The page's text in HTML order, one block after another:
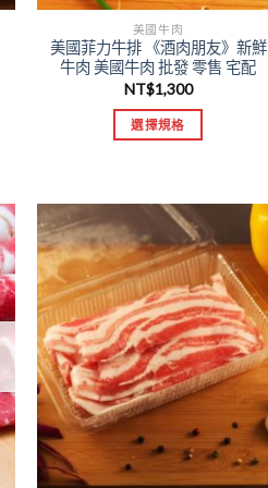
美國牛肉
美國菲力牛排 《酒肉朋友》新鮮
牛肉 美國牛肉 批發 零售 宅配
NT$1,300
選擇規格